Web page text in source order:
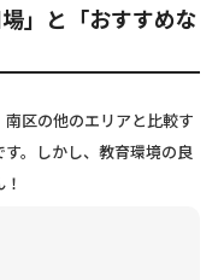
」と「おすすめな
区の他のエリアと比較す
。しかし、教育環境の良